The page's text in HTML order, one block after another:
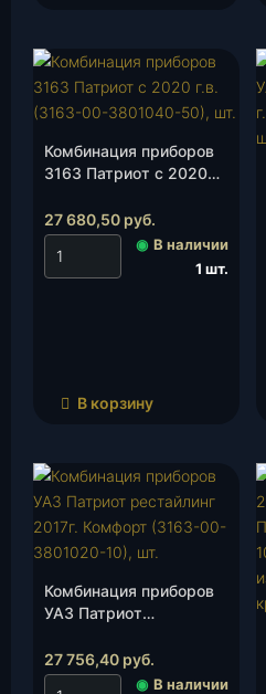
Комбинация приборов
3163 Патриот с 2020
50), шт.
27 680,50 руб.
◉ В наличии
1 шт.
В корзину
Комбинация приборов
УАЗ Патриот
Комфорт (3163-00-
3801020-10), шт.
27 756,40 руб.
◉ В наличии